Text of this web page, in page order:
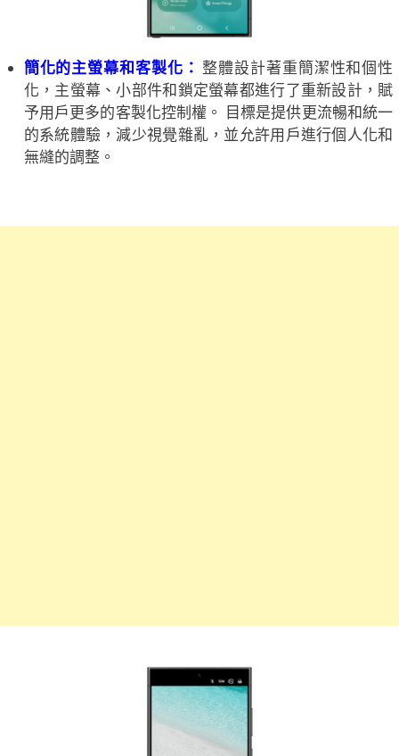
簡化的主螢幕和客製化： 整體設計著重簡潔性和個性
化，主螢幕、小部件和鎖定螢幕都進行了重新設計，賦
予用戶更多的客製化控制權。 目標是提供更流暢和統一
的系統體驗，減少視覺雜亂，並允許用戶進行個人化和
無縫的調整。